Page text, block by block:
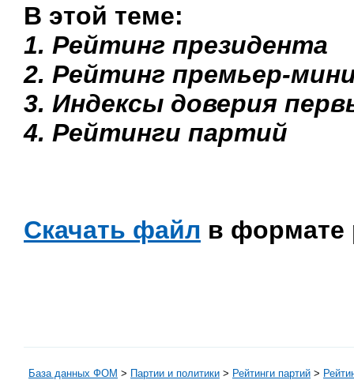
В этой теме:
1. Рейтинг президента
2. Рейтинг премьер-
3. Индексы доверия
4. Рейтинги партий
Скачать файл в формате
База данных ФОМ > Партии и политики > Рейтинги партий >